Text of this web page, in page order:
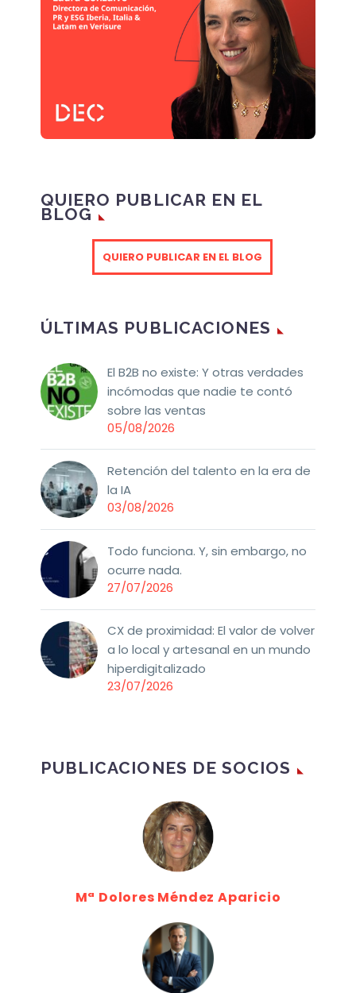
QUIERO PUBLICAR EN EL
BLOG
QUIERO PUBLICAR EN EL BLOG
ÚLTIMAS PUBLICACIONES
El B2B no existe: Y otras verdades
incómodas que nadie te contó
sobre las ventas
05/08/2026
Retención del talento en la era de
la IA
03/08/2026
Todo funciona. Y, sin embargo, no
ocurre nada.
27/07/2026
CX de proximidad: El valor de volver
a lo local y artesanal en un mundo
hiperdigitalizado
23/07/2026
PUBLICACIONES DE SOCIOS
Mª Dolores Méndez Aparicio